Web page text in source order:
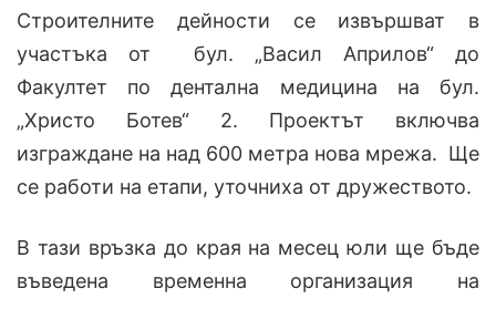
Строителните дейности се извършват в
участъка от бул. „Васил Априлов“ до
Факултет по дентална медицина на бул.
„Христо Ботев“ 2. Проектът включва
изграждане на над 600 метра нова мрежа. Ще
се работи на етапи, уточниха от дружеството.
В тази връзка до края на месец юли ще бъде
въведена временна организация на